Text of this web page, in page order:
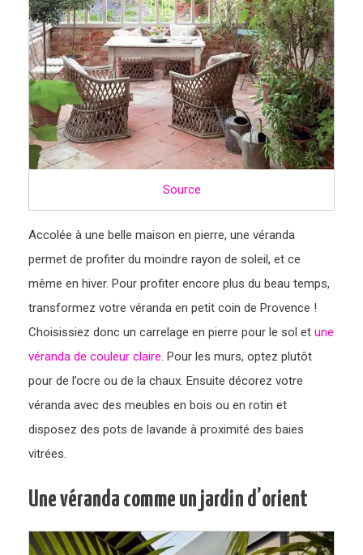
Source
Accolée à une belle maison en pierre, une véranda
permet de profiter du moindre rayon de soleil, et ce
même en hiver. Pour profiter encore plus du beau temps,
transformez votre véranda en petit coin de Provence !
Choisissiez donc un carrelage en pierre pour le sol et une
véranda de couleur claire. Pour les murs, optez plutôt
pour de l’ocre ou de la chaux. Ensuite décorez votre
véranda avec des meubles en bois ou en rotin et
disposez des pots de lavande à proximité des baies
vitrées.
Une véranda comme un jardin d’orient